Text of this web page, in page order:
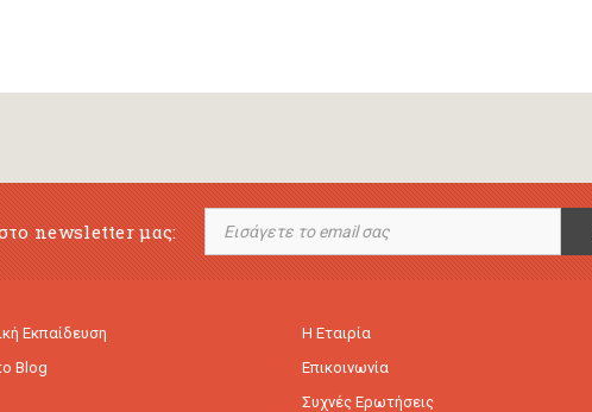
newsletter μας:
Εκπαίδευση
Blog
Η Εταιρία
Επικοινωνία
Συχνές Ερωτήσεις